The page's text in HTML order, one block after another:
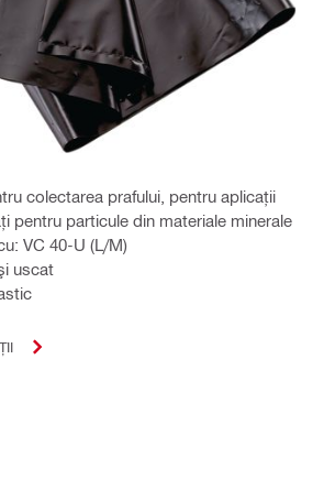
colectarea prafului, pentru aplicații
pentru particule din materiale minerale
VC 40-U (L/M)
uscat